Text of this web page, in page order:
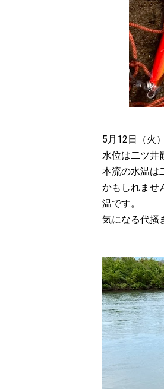
5月12日（火
水位は二ツ
本流の水温は
かもしれませ
温です。
気になる代掻